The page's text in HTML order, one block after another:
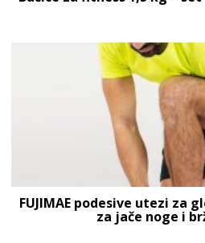
FUJIMAE podesive utezi za
za jače noge i